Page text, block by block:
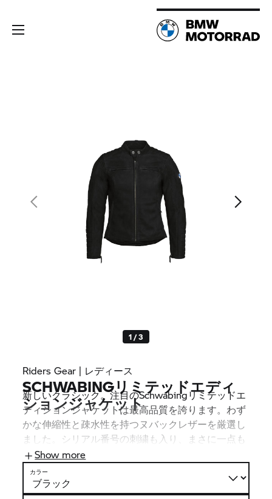
1 / 3
Riders Gear | レディース
SCHWABINGリミテッドエディ
ションジャケット
新しいクラシック。注目のSchwabingリミテッドエ
ディションジャケットは最高品質を誇ります。わず
かな伸縮性と疎水性を持つヌバックレザーを厳選し
ました。シリアル番号の刺繍も入り、まさに一点も
ののジャケット。NP-Flex 3Dプロテクターが安全
性、ベンチレーションのオプションとポケットが快
適性を高めます。
Show more
カラー